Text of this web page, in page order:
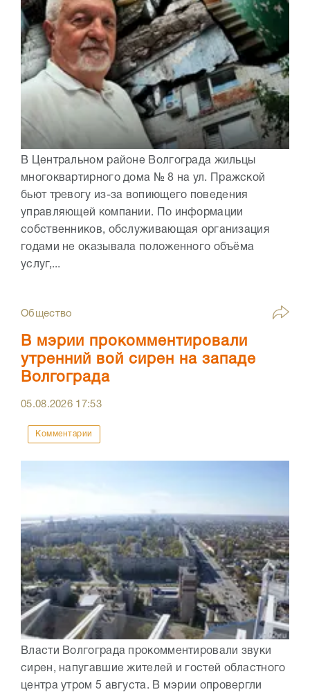
В Центральном районе Волгограда жильцы
многоквартирного дома № 8 на ул. Пражской
бьют тревогу из-за вопиющего поведения
управляющей компании. По информации
собственников, обслуживающая организация
годами не оказывала положенного объёма
услуг,...
Общество
В мэрии прокомментировали
утренний вой сирен на западе
Волгограда
05.08.2026 17:53
Комментарии
Власти Волгограда прокомментировали звуки
сирен, напугавшие жителей и гостей областного
центра утром 5 августа. В мэрии опровергли